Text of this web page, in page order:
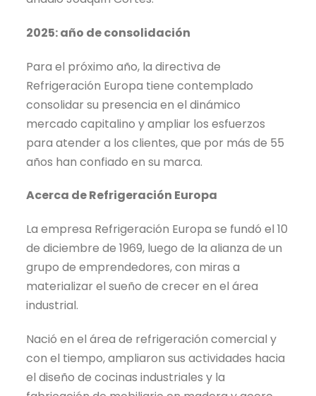
2025: año de consolidación
Para el próximo año, la directiva de
Refrigeración Europa tiene contemplado
consolidar su presencia en el dinámico
mercado capitalino y ampliar los esfuerzos
para atender a los clientes, que por más de 55
años han confiado en su marca.
Acerca de Refrigeración Europa
La empresa Refrigeración Europa se fundó el 10
de diciembre de 1969, luego de la alianza de un
grupo de emprendedores, con miras a
materializar el sueño de crecer en el área
industrial.
Nació en el área de refrigeración comercial y
con el tiempo, ampliaron sus actividades hacia
el diseño de cocinas industriales y la